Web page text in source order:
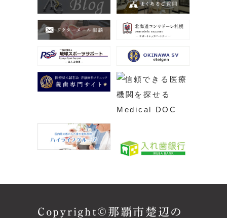
Copyright©那覇市楚辺の